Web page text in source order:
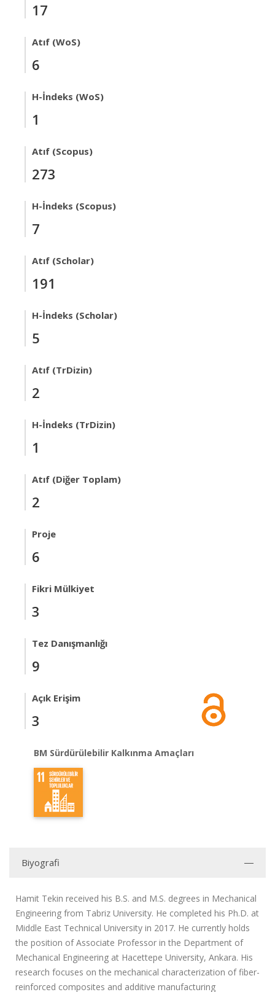
17
Atıf (WoS)
6
H-İndeks (WoS)
1
Atıf (Scopus)
273
H-İndeks (Scopus)
7
Atıf (Scholar)
191
H-İndeks (Scholar)
5
Atıf (TrDizin)
2
H-İndeks (TrDizin)
1
Atıf (Diğer Toplam)
2
Proje
6
Fikri Mülkiyet
3
Tez Danışmanlığı
9
Açık Erişim
3
BM Sürdürülebilir Kalkınma Amaçları
Biyografi
Hamit Tekin received his B.S. and M.S. degrees in Mechanical
Engineering from Tabriz University. He completed his Ph.D. at
Middle East Technical University in 2017. He currently holds
the position of Associate Professor in the Department of
Mechanical Engineering at Hacettepe University, Ankara. His
research focuses on the mechanical characterization of fiber-
reinforced composites and additive manufacturing